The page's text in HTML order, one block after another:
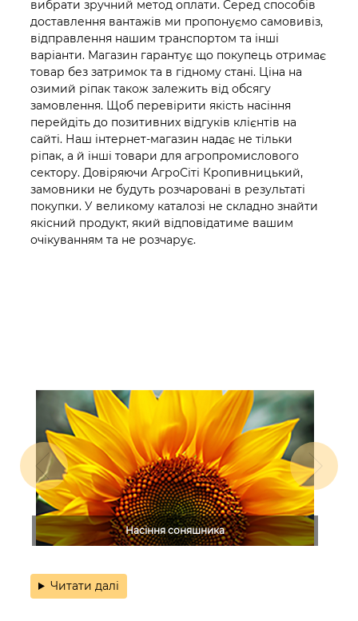
вибрати зручний метод оплати. Серед способів
доставлення вантажів ми пропонуємо самовивіз,
відправлення нашим транспортом та інші
варіанти. Магазин гарантує що покупець отримає
товар без затримок та в гідному стані. Ціна на
озимий ріпак також залежить від обсягу
замовлення. Щоб перевірити якість насіння
перейдіть до позитивних відгуків клієнтів на
сайті. Наш інтернет-магазин надає не тільки
ріпак, а й інші товари для агропромислового
сектору. Довіряючи АгроСіті Кропивницький,
замовники не будуть розчаровані в результаті
покупки. У великому каталозі не складно знайти
якісний продукт, який відповідатиме вашим
очікуванням та не розчарує.
Насіння соняшника
Читати далі